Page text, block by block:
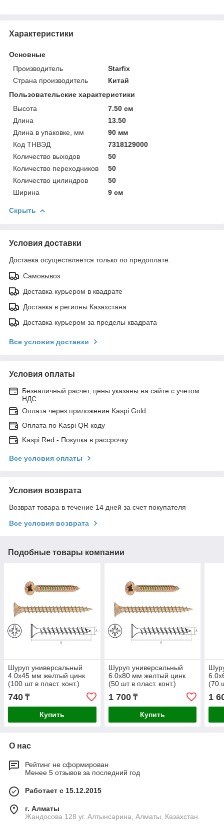
Характеристики
Основные
Производитель
Starfix
Страна производитель
Китай
Пользовательские характеристики
Высота
7.50 см
Длина
13.50
Длина в упаковке, мм
90 мм
Код ТНВЭД
7318129000
Количество выходов
50
Количество переходников
50
Количество цилиндров
50
Ширина
9 см
Скрыть
Условия доставки
Доставка осуществляется только по предоплате.
Самовывоз
Доставка курьером в квадрате
Доставка в регионы Казахстана
Доставка курьером за пределы квадрата
Все условия доставки
Условия оплаты
Безналичный расчет, цены указаны на сайте с учетом
НДС.
Оплата через приложение Kaspi Gold
Оплата по Kaspi QR коду
Kaspi Red - Покупка в рассрочку
Все условия оплаты
Условия возврата
Возврат товара в течение 14 дней за счет покупателя
Все условия возврата
Подобные товары компании
Шуруп универсальный
4.0х45 мм желтый цинк
(100 шт в пласт. конт.)
STARFIX
740 ₸
Купить
Шуруп универсальный
6.0х80 мм желтый цинк
(50 шт в пласт. конт.)
STARFIX
1 700₸
Купить
(70
1
О нас
Рейтинг не сформирован
Менее 5 отзывов за последний год
Работает с 15.12.2015
г. Алматы
Жандосова 128 уг. Алтынсарина, Алматы, Казахстан